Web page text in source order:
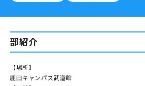
部紹介
【場所】
鹿田キャンパス武道館